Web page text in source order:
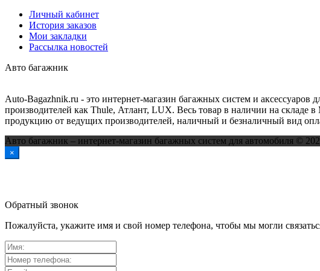
Личный кабинет
История заказов
Мои закладки
Рассылка новостей
Авто багажник
Auto-Bagazhnik.ru - это интернет-магазин багажных систем и
производителей как Thule, Атлант, LUX. Весь товар в наличии на складе
продукцию от ведущих производителей, наличный и безналичный вид
Авто багажник – интернет-магазин багажных систем для автомобиля ©
×
Обратный звонок
Пожалуйста, укажите имя и свой номер телефона, чтобы мы могли